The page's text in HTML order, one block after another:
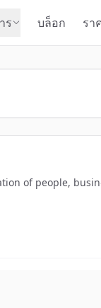
ร บล็อก รา
of people,